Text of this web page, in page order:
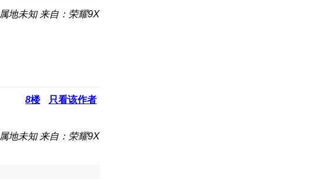
属地未知 来自：荣耀9X
8楼 只看该作者
属地未知 来自：荣耀9X